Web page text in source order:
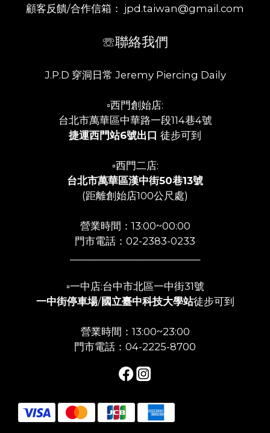
顧客反饋/合作信箱： jpd.taiwan@gmail.com
☏聯絡我們
J.P.D 穿洞日常 Jeremy Piercing Daily
▫️西門創始店:
台北市萬華區中華路一段114巷4號
捷運西門站6號出口 徒步可到
▫️西門二店:
台北市萬華區漢中街50巷13號
(距離創始店100公尺處)
營業時間：13:00~00:00
門市電話：02-2383-0233
▫️一中店:台中市北區一中街31號
一中街停車場/國立臺中科技大學站徒步可到
營業時間：13:00~23:00
門市電話：04-2225-8700